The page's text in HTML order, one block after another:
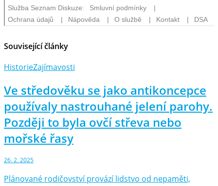
Související články
HistorieZajímavosti
Ve středověku se jako antikoncepce
používaly nastrouhané jelení parohy.
Později to byla ovčí střeva nebo
mořské řasy
26. 2. 2025
Plánované rodičovství provází lidstvo od nepaměti,